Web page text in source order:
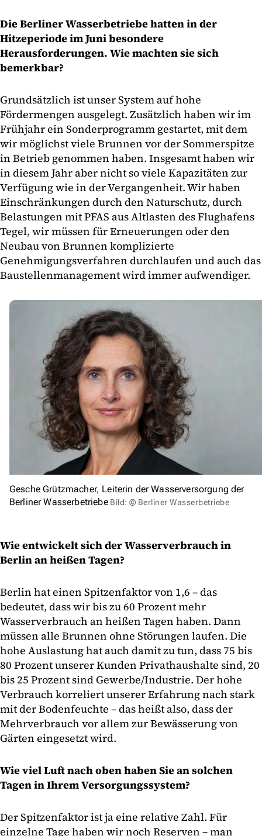
Die Berliner Wasserbetriebe hatten in der
Hitzeperiode im Juni besondere
Herausforderungen. Wie machten sie sich
bemerkbar?
Grundsätzlich ist unser System auf hohe
Fördermengen ausgelegt. Zusätzlich haben wir im
Frühjahr ein Sonderprogramm gestartet, mit dem
wir möglichst viele Brunnen vor der Sommerspitze
in Betrieb genommen haben. Insgesamt haben wir
in diesem Jahr aber nicht so viele Kapazitäten zur
Verfügung wie in der Vergangenheit. Wir haben
Einschränkungen durch den Naturschutz, durch
Belastungen mit PFAS aus Altlasten des Flughafens
Tegel, wir müssen für Erneuerungen oder den
Neubau von Brunnen komplizierte
Genehmigungsverfahren durchlaufen und auch das
Baustellenmanagement wird immer aufwendiger.
Gesche Grützmacher, Leiterin der Wasserversorgung der
Berliner Wasserbetriebe Bild: © Berliner Wasserbetriebe
Wie entwickelt sich der Wasserverbrauch in
Berlin an heißen Tagen?
Berlin hat einen Spitzenfaktor von 1,6 – das
bedeutet, dass wir bis zu 60 Prozent mehr
Wasserverbrauch an heißen Tagen haben. Dann
müssen alle Brunnen ohne Störungen laufen. Die
hohe Auslastung hat auch damit zu tun, dass 75 bis
80 Prozent unserer Kunden Privathaushalte sind, 20
bis 25 Prozent sind Gewerbe/Industrie. Der hohe
Verbrauch korreliert unserer Erfahrung nach stark
mit der Bodenfeuchte – das heißt also, dass der
Mehrverbrauch vor allem zur Bewässerung von
Gärten eingesetzt wird.
Wie viel Luft nach oben haben Sie an solchen
Tagen in Ihrem Versorgungssystem?
Der Spitzenfaktor ist ja eine relative Zahl. Für
einzelne Tage haben wir noch Reserven – man